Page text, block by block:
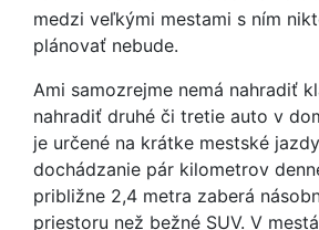
medzi veľkými mestami s ním
plánovať nebude.
Ami samozrejme nemá nahradiť
nahradiť druhé či tretie auto v
je určené na krátke mestské
dochádzanie pár kilometrov
približne 2,4 metra zaberá
priestoru než bežné SUV. V